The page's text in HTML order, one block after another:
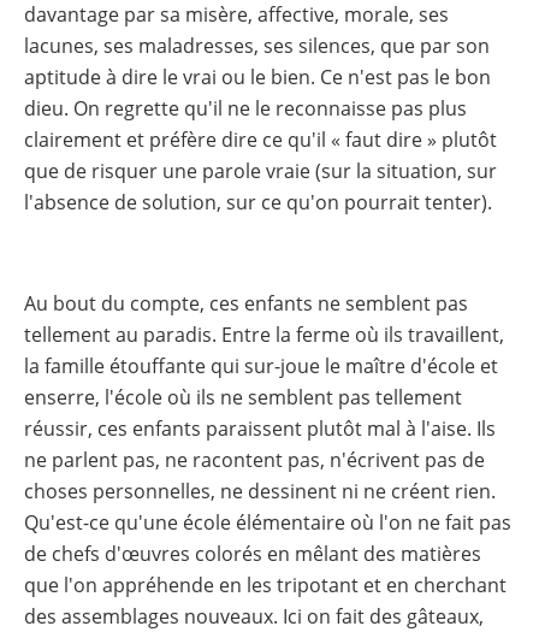
davantage par sa misère, affective, morale, ses
lacunes, ses maladresses, ses silences, que par son
aptitude à dire le vrai ou le bien. Ce n'est pas le bon
dieu. On regrette qu'il ne le reconnaisse pas plus
clairement et préfère dire ce qu'il « faut dire » plutôt
que de risquer une parole vraie (sur la situation, sur
l'absence de solution, sur ce qu'on pourrait tenter).
Au bout du compte, ces enfants ne semblent pas
tellement au paradis. Entre la ferme où ils travaillent,
la famille étouffante qui sur-joue le maître d'école et
enserre, l'école où ils ne semblent pas tellement
réussir, ces enfants paraissent plutôt mal à l'aise. Ils
ne parlent pas, ne racontent pas, n'écrivent pas de
choses personnelles, ne dessinent ni ne créent rien.
Qu'est-ce qu'une école élémentaire où l'on ne fait pas
de chefs d'œuvres colorés en mêlant des matières
que l'on appréhende en les tripotant et en cherchant
des assemblages nouveaux. Ici on fait des gâteaux,